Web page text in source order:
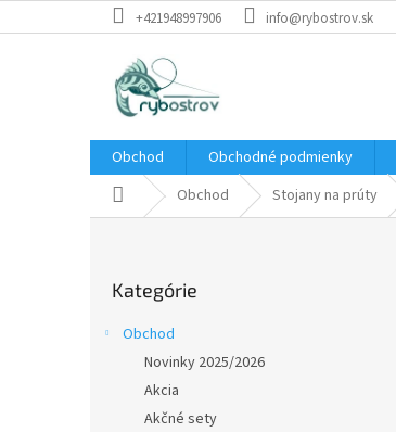
na
+421948997906 info@rybostrov.sk
Obchod Obchodné podmienky
Domov Obchod Stojany na prúty
kategórie
Kategórie
Obchod
Novinky 2025/2026
Akcia
Akčné sety